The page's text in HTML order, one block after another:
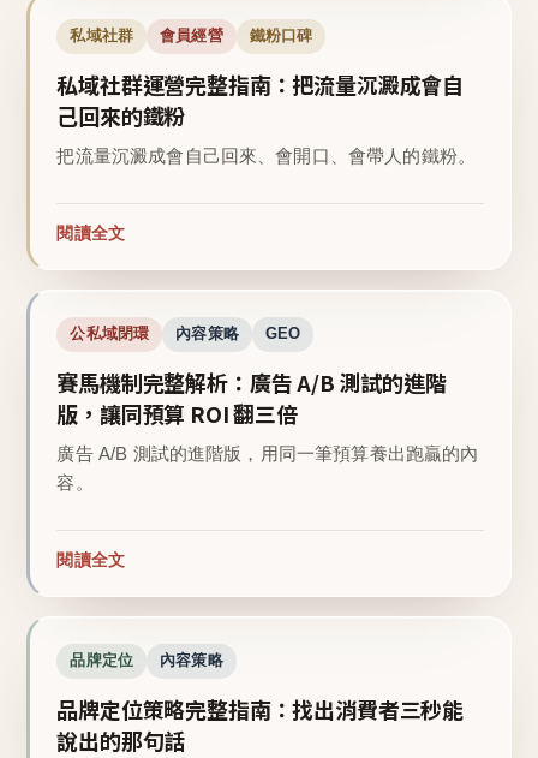
私域社群 會員經營 鐵粉口碑
私域社群運營完整指南：把流量沉澱成會自
己回來的鐵粉
把流量沉澱成會自己回來、會開口、會帶人的鐵粉。
閱讀全文
公私域閉環 內容策略 GEO
賽馬機制完整解析：廣告 A/B 測試的進階
版，讓同預算 ROI 翻三倍
廣告 A/B 測試的進階版，用同一筆預算養出跑贏的內
容。
閱讀全文
品牌定位 內容策略
品牌定位策略完整指南：找出消費者三秒能
說出的那句話